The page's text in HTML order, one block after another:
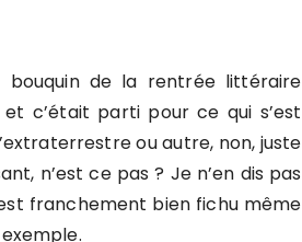
bouquin de la rentrée littéraire
et c’était parti pour ce qui s’est
ou autre, non, juste
n’est ce pas ? Je n’en dis pas
franchement bien fichu même